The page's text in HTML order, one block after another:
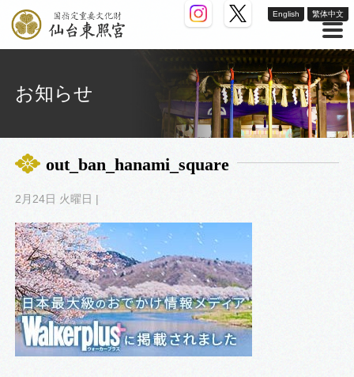
English 繁体中文
お知らせ
out_ban_hanami_square
2月24日 火曜日 |